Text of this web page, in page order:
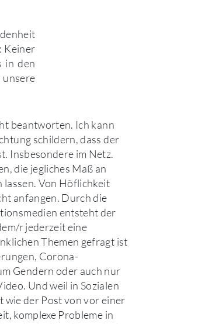
Keiner
in den
beantworten. Ich kann
schildern, dass der
Insbesondere im Netz.
die jegliches Maß an
lassen. Von Höflichkeit
anfangen. Durch die
entsteht der
r jederzeit eine
Themen gefragt ist
Corona-
Gendern oder auch nur
Und weil in Sozialen
wie der Post von vor einer
komplexe Probleme in